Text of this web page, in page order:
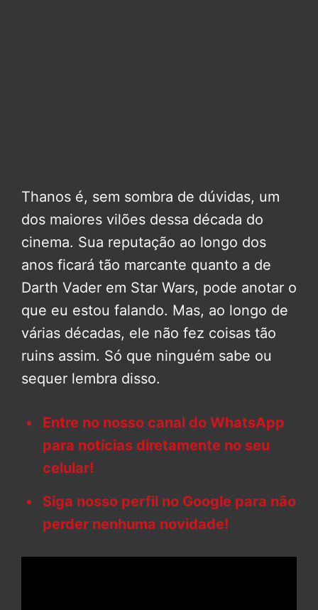
Thanos é, sem sombra de dúvidas, um
dos maiores vilões dessa década do
cinema. Sua reputação ao longo dos
anos ficará tão marcante quanto a de
Darth Vader em Star Wars, pode anotar o
que eu estou falando. Mas, ao longo de
várias décadas, ele não fez coisas tão
ruins assim. Só que ninguém sabe ou
sequer lembra disso.
Entre no nosso canal do WhatsApp
para notícias diretamente no seu
celular!
Siga nosso perfil no Google para não
perder nenhuma novidade!